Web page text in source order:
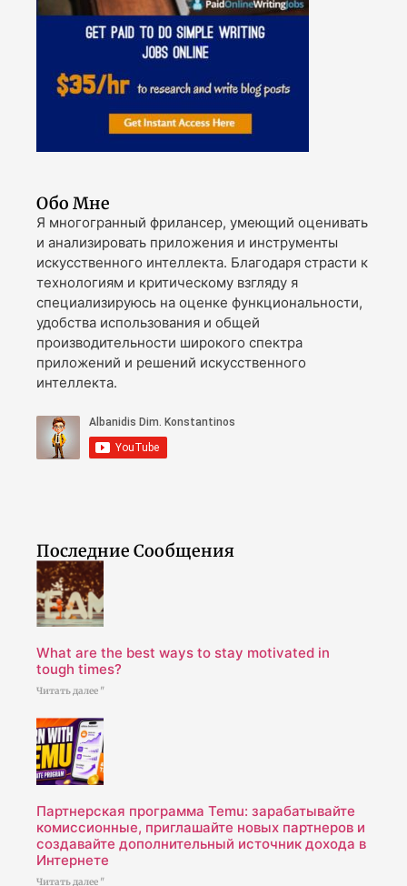
Обо Мне
Я многогранный фрилансер, умеющий оценивать
и анализировать приложения и инструменты
искусственного интеллекта. Благодаря страсти к
технологиям и критическому взгляду я
специализируюсь на оценке функциональности,
удобства использования и общей
производительности широкого спектра
приложений и решений искусственного
интеллекта.
Последние Сообщения
What are the best ways to stay motivated in
tough times?
Читать далее "
Партнерская программа Temu: зарабатывайте
комиссионные, приглашайте новых партнеров и
создавайте дополнительный источник дохода в
Интернете
Читать далее "